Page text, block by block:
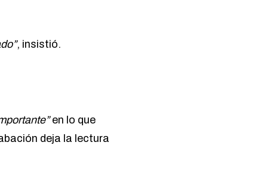
, insistió.
en lo que
deja la lectura